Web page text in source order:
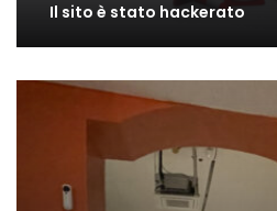
Il sito è stato hackerato